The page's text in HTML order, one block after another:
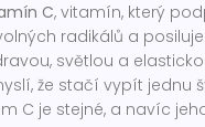
C, vitamín, který
radikálů a
světlou a
že stačí vypít jednu
C je stejné, a navíc